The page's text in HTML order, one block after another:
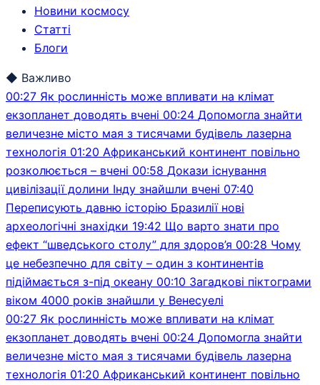
Новини космосу
Статті
Блоги
◆ Важливо
00:27 Як рослинність може впливати на клімат
екзопланет доводять вчені 00:24 Допомогла знайти
величезне місто мая з тисячами будівель лазерна
технологія 01:20 Африканський континент повільно
розколюється – вчені 00:58 Докази існування
цивілізації долини Інду знайшли вчені 07:40
Переписують давню історію Бразилії нові
археологічні знахідки 19:42 Що варто знати про
ефект “шведського столу” для здоров’я 00:28 Чому
це небезпечно для світу – один з континентів
підіймається з-під океану 00:10 Загадкові піктограми
віком 4000 років знайшли у Венесуелі
00:27 Як рослинність може впливати на клімат
екзопланет доводять вчені 00:24 Допомогла знайти
величезне місто мая з тисячами будівель лазерна
технологія 01:20 Африканський континент повільно